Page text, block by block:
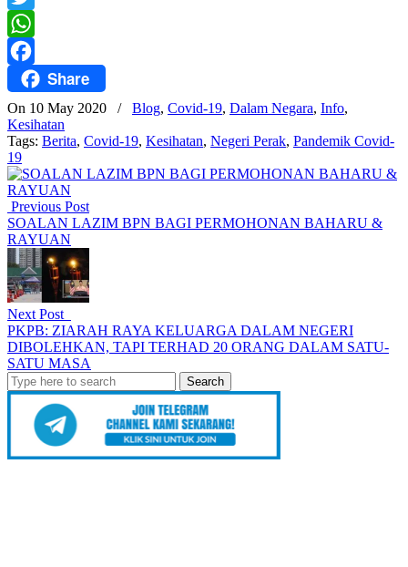
Twitter
WhatsApp
FacebookShare
On 10 May 2020 / Blog, Covid-19, Dalam Negara, Info,
Kesihatan
Tags: Berita, Covid-19, Kesihatan, Negeri Perak, Pandemik Covid-
19
Previous Post
SOALAN LAZIM BPN BAGI PERMOHONAN BAHARU &
RAYUAN
Next Post
PKPB: ZIARAH RAYA KELUARGA DALAM NEGERI
DIBOLEHKAN, TAPI TERHAD 20 ORANG DALAM SATU-
SATU MASA
Search
for: